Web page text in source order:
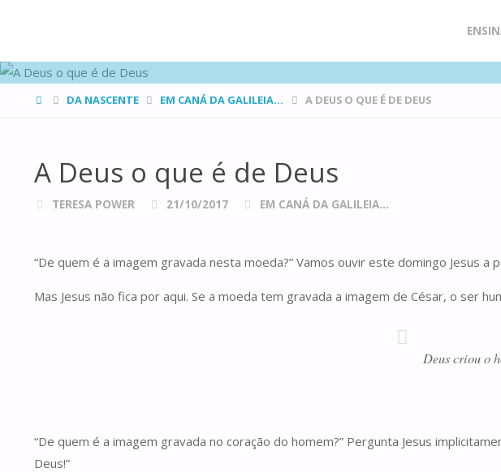
to
HOMEDA NASCENTE EM CANÁ DA GALILEIA... A DEUS O QUE É DE DEUS
A Deus o que é de Deus
TERESA POWER 21/10/2017 EM CANÁ DA GALILEIA...
“De quem é a imagem gravada nesta moeda?” Vamos ouvir este domingo Jesus a
Mas Jesus não fica por aqui. Se a moeda tem gravada a imagem de César, o ser
Deus criou o
“De quem é a imagem gravada no coração do homem?” Pergunta Jesus
Deus!”